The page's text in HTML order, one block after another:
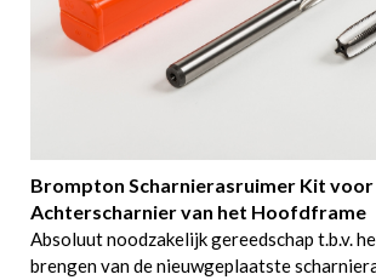
Brompton Scharnierasruimer Kit
Achterscharnier van het Hoofdframe
Absoluut noodzakelijk gereedschap t.b.v.
brengen van de nieuwgeplaatste